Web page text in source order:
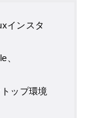
インスタ
、
ップ環境